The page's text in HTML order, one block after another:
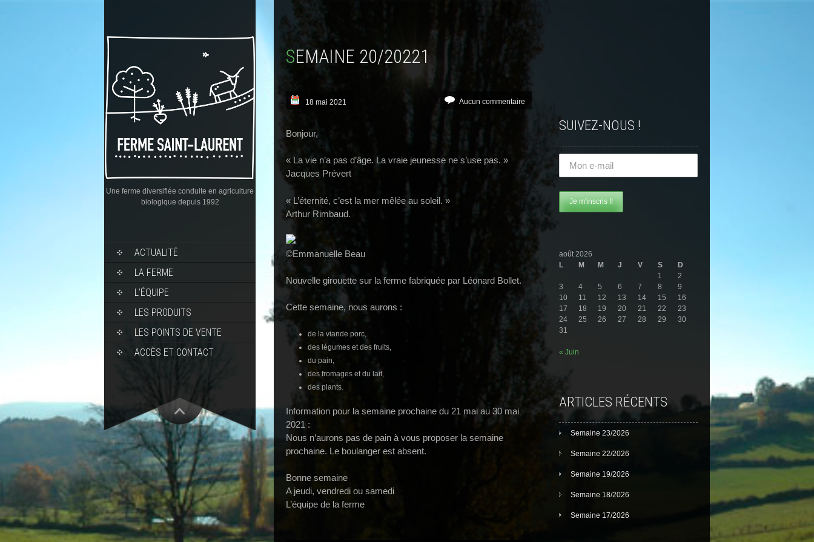
Une ferme diversifiée conduite en agriculture
biologique depuis 1992
ACTUALITÉ
LA FERME
L’ÉQUIPE
LES PRODUITS
LES POINTS DE VENTE
ACCÈS ET CONTACT
SEMAINE 20/20221
18 mai 2021 Aucun commentaire
Bonjour,
« La vie n’a pas d’âge. La vraie jeunesse ne s’use pas. »
Jacques Prévert
« L’éternité, c’est la mer mêlée au soleil. »
Arthur Rimbaud.
©Emmanuelle Beau
Nouvelle girouette sur la ferme fabriquée par Léonard Bollet.
Cette semaine, nous aurons :
de la viande porc,
des légumes et des fruits,
du pain,
des fromages et du lait,
des plants.
Information pour la semaine prochaine du 21 mai au 30 mai
2021 :
Nous n’aurons pas de pain à vous proposer la semaine
prochaine. Le boulanger est absent.
Bonne semaine
A jeudi, vendredi ou samedi
L’équipe de la ferme
SUIVEZ-NOUS !
août 2026
L
M M J V S
D
1
2
3
4 5 6 7 8
9
10
11 12 13 14 15
16
17
18 19 20 21 22
23
24
25 26 27 28 29
30
31
« Juin
ARTICLES RÉCENTS
Semaine 23/2026
Semaine 22/2026
Semaine 19/2026
Semaine 18/2026
Semaine 17/2026